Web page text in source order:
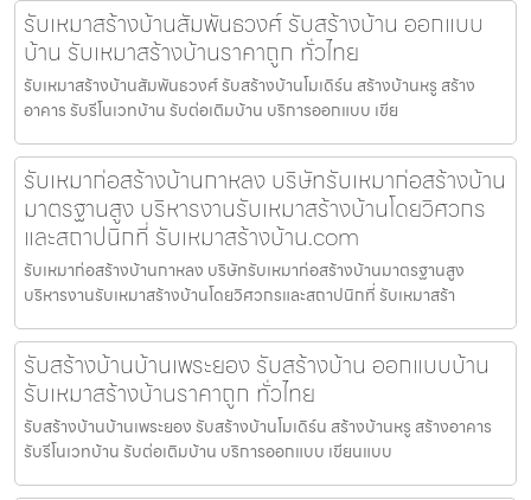
รับเหมาสร้างบ้านสัมพันธวงศ์ รับสร้างบ้าน ออกแบบ
บ้าน รับเหมาสร้างบ้านราคาถูก ทั่วไทย
รับเหมาสร้างบ้านสัมพันธวงศ์ รับสร้างบ้านโมเดิร์น สร้างบ้านหรู สร้าง
อาคาร รับรีโนเวทบ้าน รับต่อเติมบ้าน บริการออกแบบ เขีย
รับเหมาก่อสร้างบ้านกาหลง บริษัทรับเหมาก่อสร้างบ้าน
มาตรฐานสูง บริหารงานรับเหมาสร้างบ้านโดยวิศวกร
และสถาปนิกที่ รับเหมาสร้างบ้าน.com
รับเหมาก่อสร้างบ้านกาหลง บริษัทรับเหมาก่อสร้างบ้านมาตรฐานสูง
บริหารงานรับเหมาสร้างบ้านโดยวิศวกรและสถาปนิกที่ รับเหมาสร้า
รับสร้างบ้านบ้านเพระยอง รับสร้างบ้าน ออกแบบบ้าน
รับเหมาสร้างบ้านราคาถูก ทั่วไทย
รับสร้างบ้านบ้านเพระยอง รับสร้างบ้านโมเดิร์น สร้างบ้านหรู สร้างอาคาร
รับรีโนเวทบ้าน รับต่อเติมบ้าน บริการออกแบบ เขียนแบบ